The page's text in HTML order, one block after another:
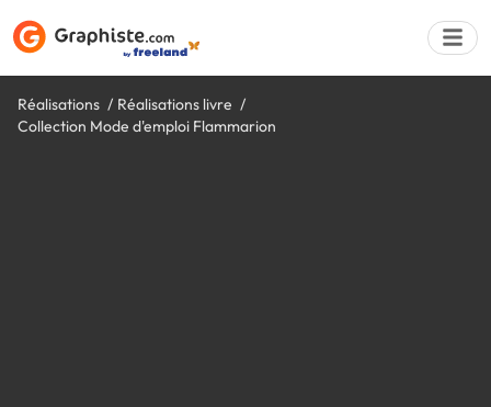
Réalisations
Réalisations livre
Collection Mode d'emploi Flammarion